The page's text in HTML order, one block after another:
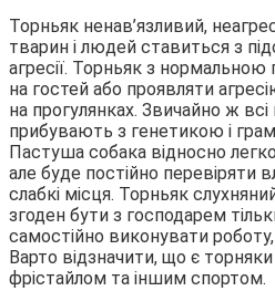
Торньяк ненав’язливий,
тварин і людей ставиться з
агресії. Торньяк з
на гостей або проявляти
на прогулянках. Звичайно ж
прибувають з генетикою і
Пастуша собака відносно
але буде постійно перевіряти
слабкі місця. Торньяк
згоден бути з господарем
самостійно виконувати
Варто відзначити, що є
фрістайлом та іншим спортом.